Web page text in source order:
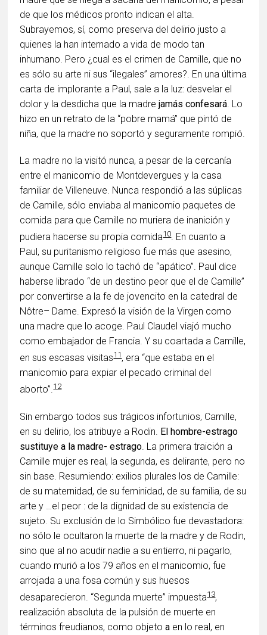
de que los médicos pronto indican el alta.
Subrayemos, sí, como preserva del delirio justo a
quienes la han internado a vida de modo tan
inhumano. Pero ¿cual es el crimen de Camille, que no
es sólo su arte ni sus “ilegales” amores?. En una última
carta de implorante a Paul, sale a la luz: desvelar el
dolor y la desdicha que la madrejamás confesará . Lo
hizo en un retrato de la “pobre mamá” que pintó de
niña, que la madre no soportó y seguramente rompió.
La madre no la visitó nunca, a pesar de la cercanía
entre el manicomio de Montdevergues y la casa
familiar de Villeneuve. Nunca respondió a las súplicas
de Camille, sólo enviaba al manicomio paquetes de
comida para que Camille no muriera de inanición y
pudiera hacerse su propia comida10. En cuanto a
Paul, su puritanismo religioso fue más que asesino,
aunque Camille solo lo tachó de “apático”. Paul dice
haberse librado “de un destino peor que el de Camille”
por convertirse a la fe de jovencito en la catedral de
Nôtre– Dame. Expresó la visión de la Virgen como
una madre que lo acoge. Paul Claudel viajó mucho
como embajador de Francia. Y su coartada a Camille,
en sus escasas visitas11, era “que estaba en el
manicomio para expiar el pecado criminal del
aborto”.12
Sin embargo todos sus trágicos infortunios, Camille,
en su delirio, los atribuye a Rodin. El hombre-estrago
sustituye a la madre- estrago . La primera traición a
Camille mujer es real, la segunda, es delirante, pero no
sin base. Resumiendo: exilios plurales los de Camille:
de su maternidad, de su feminidad, de su familia, de su
arte y …el peor : de la dignidad de su existencia de
sujeto. Su exclusión de lo Simbólico fue devastadora:
no sólo le ocultaron la muerte de la madre y de Rodin,
sino que al no acudir nadie a su entierro, ni pagarlo,
cuando murió a los 79 años en el manicomio, fue
arrojada a una fosa común y sus huesos
desaparecieron. “Segunda muerte” impuesta13,
realización absoluta de la pulsión de muerte en
términos freudianos, como objetoa en lo real, en